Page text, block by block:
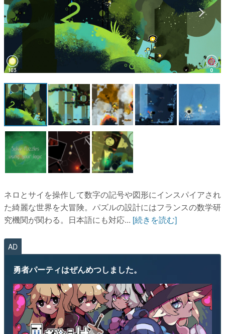
ゲームが変えた日本語
「経験値」「裏技」「ラスボス」… ゲームにまつわる言葉
の起源や用法の変遷を、コンピューター文化史研究家・タ
イニーP氏が徹底調査。
カテゴリ
マンガ
女性向け
アプリレビュー
その他
運営：株式会社マレ
1 / 8
ネロとサイを操作して数字の記号や図形にインスパイアされ
た綺麗な世界を大冒険。パズルの設計にはフランスの数学研
究機関が関わる。日本語にも対応... [続きを読む]
AD
勇者パーティはぜんめつしました。